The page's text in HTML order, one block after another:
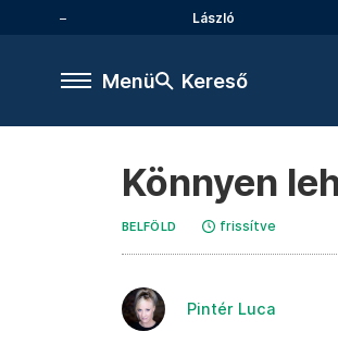
László
Menü Kereső
Könnyen
BELFÖLD frissítve
Pintér Luca